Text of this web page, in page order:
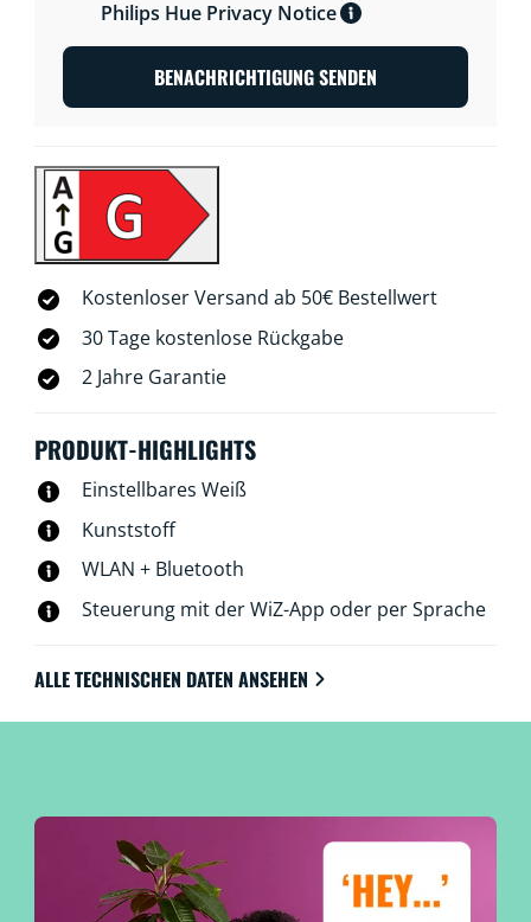
Philips Hue Privacy Notice
BENACHRICHTIGUNG SENDEN
Kostenloser Versand ab 50€ Bestellwert
30 Tage kostenlose Rückgabe
2 Jahre Garantie
PRODUKT-HIGHLIGHTS
Einstellbares Weiß
Kunststoff
WLAN + Bluetooth
Steuerung mit der WiZ-App oder per Sprache
ALLE TECHNISCHEN DATEN ANSEHEN